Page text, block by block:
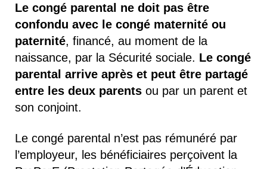
Le congé parental ne doit pas être
confondu avec le congé maternité ou
paternité, financé, au moment de la
naissance, par la Sécurité sociale. Le congé
parental arrive après et peut être partagé
entre les deux parents ou par un parent et
son conjoint.
Le congé parental n’est pas rémunéré par
l’employeur, les bénéficiaires perçoivent la